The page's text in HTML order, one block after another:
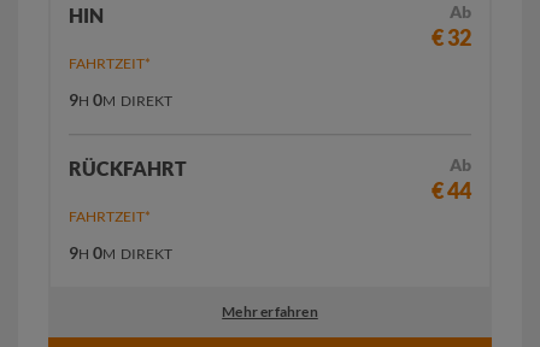
HIN Ab
€ 32
FAHRTZEIT*
9H 0M DIREKT
RÜCKFAHRT Ab
€ 44
FAHRTZEIT*
9H 0M DIREKT
Mehr erfahren